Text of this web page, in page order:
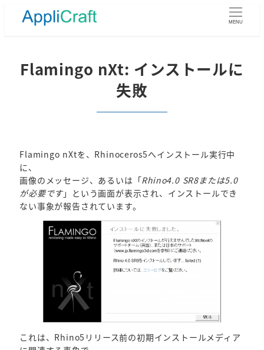
MENU
Flamingo nXt: インストールに
失敗
Flamingo nXtを、Rhinoceros5へインストール実行中
に、
画像のメッセージ、あるいは「Rhino4.0 SR8または5.0
が必要です」という画面が表示され、インストールでき
ない事象が報告されています。
これは、Rhino5リリース前の初期インストールメディア